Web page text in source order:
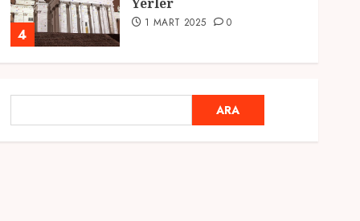
4
1 MART 2025 0
Ramazan Ayı 2025:
Manevi Atmosfer ve Özel
Hazırlıklar
ARA